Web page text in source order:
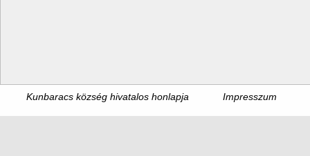
Kunbaracs község hivatalos honlapja Impresszum